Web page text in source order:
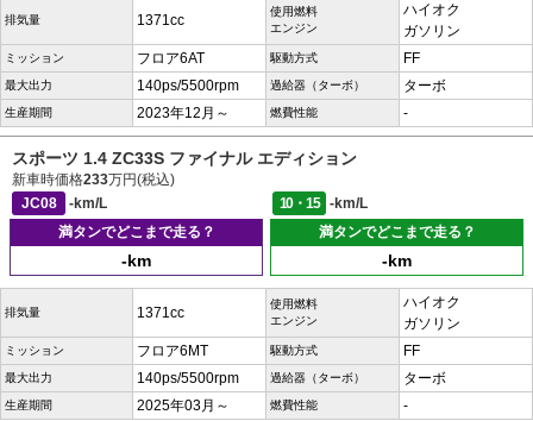
排気量 1371cc
使用燃料
エンジン
ハイオク
ガソリン
ミッション フロア6AT 駆動方式 FF
最大出力 140ps/5500rpm 過給器（ターボ） ターボ
生産期間 2023年12月～ 燃費性能 -
スポーツ 1.4 ZC33S ファイナル エディション
新車時価格233万円(税込)
JC08
-km/L 10・15
-km/L
満タンでどこまで走る？
-km
満タンでどこまで走る？
-km
排気量 1371cc
使用燃料
エンジン
ハイオク
ガソリン
ミッション フロア6MT 駆動方式 FF
最大出力 140ps/5500rpm 過給器（ターボ） ターボ
生産期間 2025年03月～ 燃費性能 -